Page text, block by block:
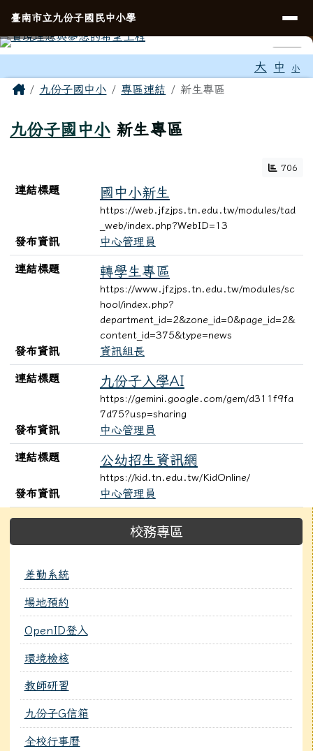
臺南市立九份子國民中小學
導覽列
臺南市立九份子國民中小學
大 中 小
主內容區域
Home九份子國中小 專區連結 新生專區
九份子國中小 新生專區
706
連結列表
連結標題 國中小新生
https://web.jfzjps.tn.edu.tw/modules/tad
_web/index.php?WebID=13
發布資訊 中心管理員
連結標題 轉學生專區
https://www.jfzjps.tn.edu.tw/modules/sc
hool/index.php?
department_id=2&zone_id=0&page_id=2&
content_id=375&type=news
發布資訊 資訊組長
連結標題 九份子入學AI
https://gemini.google.com/gem/d311f9fa
7d75?usp=sharing
發布資訊 中心管理員
連結標題 公幼招生資訊網
https://kid.tn.edu.tw/KidOnline/
發布資訊 中心管理員
校務專區
差勤系統
場地預約
OpenID登入
環境檢核
教師研習
九份子G信箱
全校行事曆
頁尾區域